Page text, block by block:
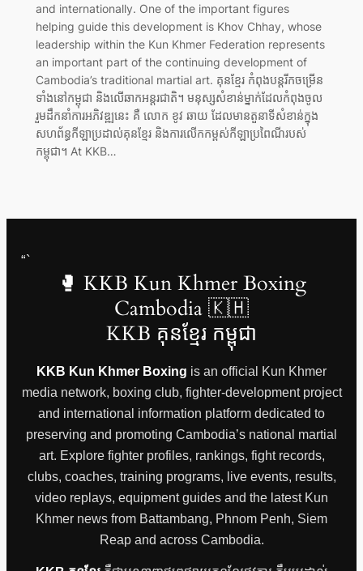
and internationally. One of the important figures
helping guide this development is Khov Chhay, whose
leadership within the Kun Khmer Federation represents
an important part of the continuing development of
Cambodia’s traditional martial art. គុនខ្មែរ កំពុងបន្តរីកចម្រើន
ទាំងនៅកម្ពុជា និងលើឆាកអន្តរជាតិ។ មនុស្សសំខាន់ម្នាក់ដែលកំពុងចូល
រួមដឹកនាំការអភិវឌ្ឍនេះ គឺ លោក ខូវ ឆាយ ដែលមានតួនាទីសំខាន់ក្នុង
សហព័ន្ធកីឡាប្រដាល់គុនខ្មែរ និងការលើកកម្ពស់កីឡាប្រពៃណីរបស់
កម្ពុជា។ At KKB…
“`
🥊 KKB Kun Khmer Boxing
Cambodia 🇰🇭
KKB គុនខ្មែរ កម្ពុជា
KKB Kun Khmer Boxing is an official Kun Khmer
media network, boxing club, fighter-development project
and international information platform dedicated to
preserving and promoting Cambodia’s national martial
art. Explore fighter profiles, rankings, fight records,
clubs, coaches, training programs, live events, results,
video replays, equipment guides and the latest Kun
Khmer news from Battambang, Phnom Penh, Siem
Reap and across Cambodia.